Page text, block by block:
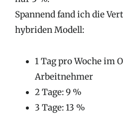
Spannend fand ich die
hybriden Modell:
1 Tag pro Woche im
Arbeitnehmer
2 Tage: 9 %
3 Tage: 13 %